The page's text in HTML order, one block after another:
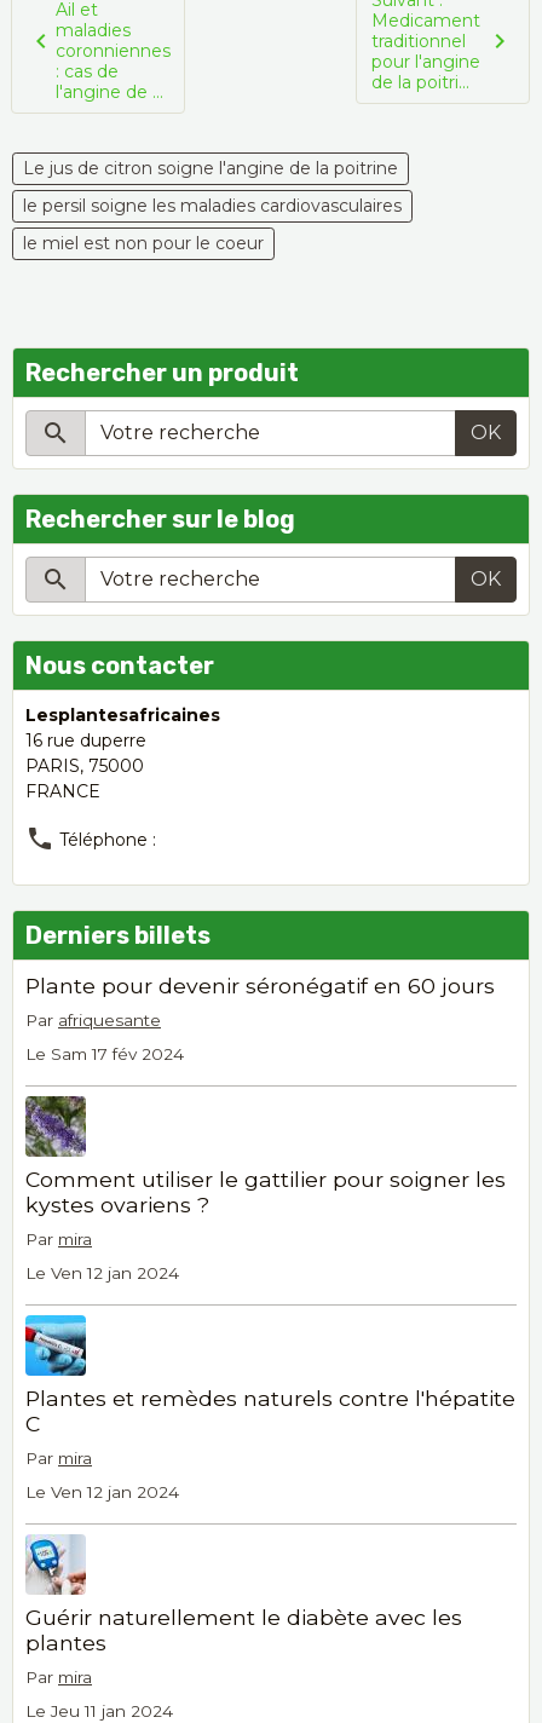
Ail et
maladies
coronniennes
: cas de
l'angine de ...
Medicament
traditionnel
pour l'angine
de la poitri...
Le jus de citron soigne l'angine de la poitrine
le persil soigne les maladies cardiovasculaires
le miel est non pour le coeur
Rechercher un produit
OK
Rechercher sur le blog
OK
Nous contacter
Lesplantesafricaines
16 rue duperre
PARIS, 75000
FRANCE
Téléphone :
Derniers billets
Plante pour devenir séronégatif en 60 jours
Par afriquesante
Le Sam 17 fév 2024
Comment utiliser le gattilier pour soigner les
kystes ovariens ?
Par mira
Le Ven 12 jan 2024
Plantes et remèdes naturels contre l'hépatite
C
Par mira
Le Ven 12 jan 2024
Guérir naturellement le diabète avec les
plantes
Par mira
Le Jeu 11 jan 2024